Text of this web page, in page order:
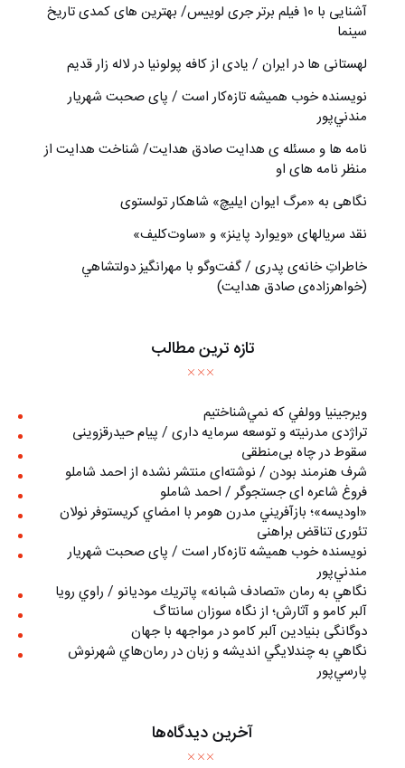
آشنایی با 10 فیلم برتر جری لوییس/ بهترین های کمدی تاریخ
سینما
لهستانی ها در ایران / یادی از کافه پولونیا در لاله زار قدیم
نويسنده خوب هميشه تازه‌كار است / پای صحبت شهريار
مندني‌پور
نامه ها و مسئله ی هدایت صادق هدایت/ شناخت هدایت از
منظر نامه های او
نگاهی به «مرگ ايوان ايليچ» شاهکار تولستوی
نقد سریالهای «ویوارد پاینز» و «ساوت‌کلیف»
خاطراتِ خانه‌ی پدری / گفت‌وگو با مهرانگيز دولتشاهي
(خواهرزاده‌ی صادق هدايت)
تازه ترین مطالب
ويرجينيا وولفي كه نمي‌شناختيم
تراژدی مدرنیته و توسعه سرمایه داری / پیام حیدرقزوینی
سقوط در چاه بی‌منطقی
شرف هنرمند بودن / نوشته‌ای منتشر نشده از احمد شاملو
فروغ شاعره ای جستجوگر / احمد شاملو
«اوديسه»؛ بازآفريني مدرن هومر با امضاي كريستوفر نولان
تئوری تناقض براهنی
نويسنده خوب هميشه تازه‌كار است / پای صحبت شهريار
مندني‌پور
نگاهي به رمان «تصادف شبانه» پاتريك موديانو / راوي رويا
آلبر کامو و آثارش؛ از نگاه سوزان سانتاگ
دوگانگی بنیادین آلبر کامو در مواجهه با جهان
نگاهي به چندلايگي انديشه و زبان در رمان‌هاي شهرنوش
پارسي‌پور
آخرین دیدگاه‌ها